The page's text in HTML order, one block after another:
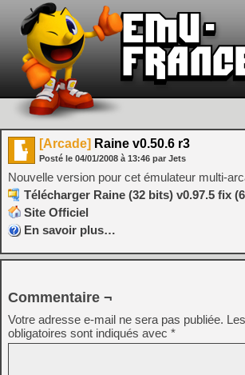
[Arcade] Raine v0.50.6 r3
Posté le 04/01/2008 à 13:46 par Jets
Nouvelle version pour cet émulateur multi-
Télécharger Raine (32 bits) v0.97.5 fix
Site Officiel
En savoir plus…
Commentaire ¬
Votre adresse e-mail ne sera pas publiée.
obligatoires sont indiqués avec *